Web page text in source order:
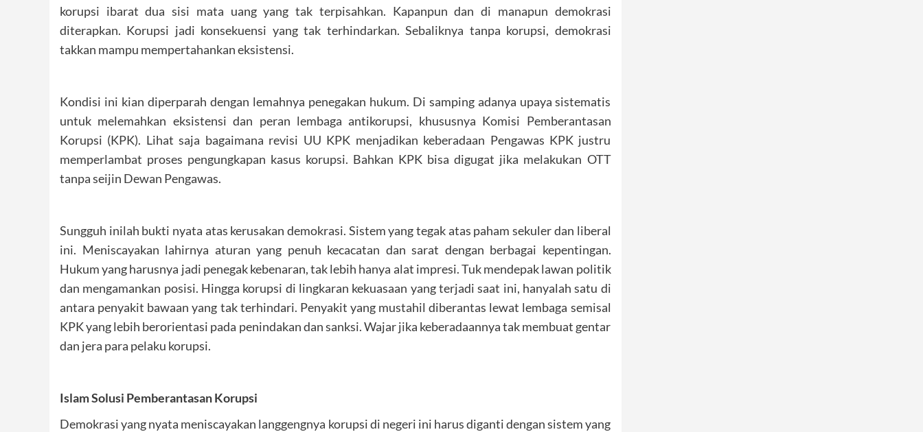
korupsi ibarat dua sisi mata uang yang tak terpisahkan. Kapanpun dan di manapun demokrasi
diterapkan. Korupsi jadi konsekuensi yang tak terhindarkan. Sebaliknya tanpa korupsi, demokrasi
takkan mampu mempertahankan eksistensi.
Kondisi ini kian diperparah dengan lemahnya penegakan hukum. Di samping adanya upaya sistematis
untuk melemahkan eksistensi dan peran lembaga antikorupsi, khususnya Komisi Pemberantasan
Korupsi (KPK). Lihat saja bagaimana revisi UU KPK menjadikan keberadaan Pengawas KPK justru
memperlambat proses pengungkapan kasus korupsi. Bahkan KPK bisa digugat jika melakukan OTT
tanpa seijin Dewan Pengawas.
Sungguh inilah bukti nyata atas kerusakan demokrasi. Sistem yang tegak atas paham sekuler dan liberal
ini. Meniscayakan lahirnya aturan yang penuh kecacatan dan sarat dengan berbagai kepentingan.
Hukum yang harusnya jadi penegak kebenaran, tak lebih hanya alat impresi. Tuk mendepak lawan politik
dan mengamankan posisi. Hingga korupsi di lingkaran kekuasaan yang terjadi saat ini, hanyalah satu di
antara penyakit bawaan yang tak terhindari. Penyakit yang mustahil diberantas lewat lembaga semisal
KPK yang lebih berorientasi pada penindakan dan sanksi. Wajar jika keberadaannya tak membuat gentar
dan jera para pelaku korupsi.
Islam Solusi Pemberantasan Korupsi
Demokrasi yang nyata meniscayakan langgengnya korupsi di negeri ini harus diganti dengan sistem yang